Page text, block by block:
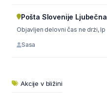
Pošta Slovenije Ljubečna
Objavljen delovni čas ne drżi, lp
Sasa
Akcije v bližini